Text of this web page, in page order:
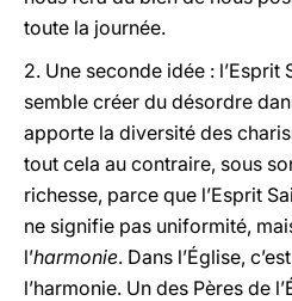
toute la journée.
2. Une seconde idée : l’Esprit
semble créer du désordre
apporte la diversité des
tout cela au contraire, sous
richesse, parce que l’Esprit
ne signifie pas uniformité,
l’harmonie. Dans l’Église,
l’harmonie. Un des Pères de